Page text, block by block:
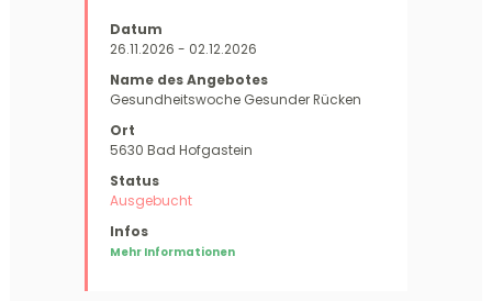
26.11.2026 - 02.12.2026
Gesundheitswoche Gesunder Rücken
5630 Bad Hofgastein
Ausgebucht
Mehr Informationen